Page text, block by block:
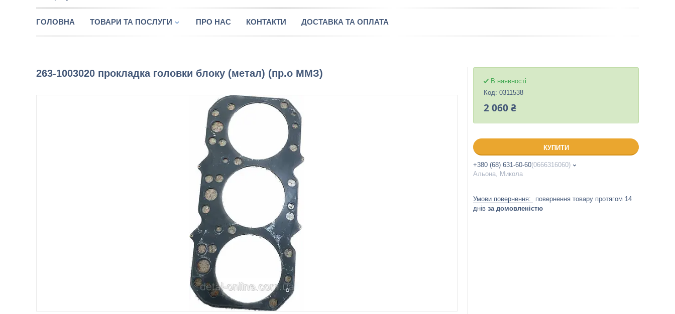
ГОЛОВНА ТОВАРИ ТА ПОСЛУГИ ПРО НАС КОНТАКТИ ДОСТАВКА ТА ОПЛАТА
263-1003020 прокладка головки блоку (метал) (пр.о ММЗ)
В наявності
Код: 0311538
2 060 ₴
КУПИТИ
+380 (68) 631-60-60 0666316060
Альона, Микола
повернення товару протягом 14
днів за домовленістю